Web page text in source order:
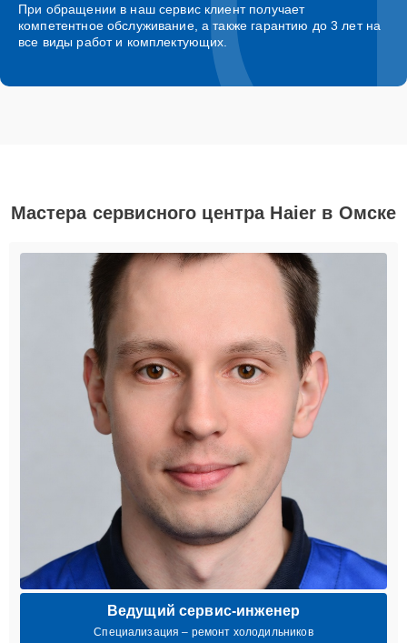
При обращении в наш сервис клиент получает
компетентное обслуживание, а также гарантию до 3 лет на
все виды работ и комплектующих.
Мастера сервисного центра Haier в Омске
Ведущий сервис-инженер
Специализация – ремонт холодильников